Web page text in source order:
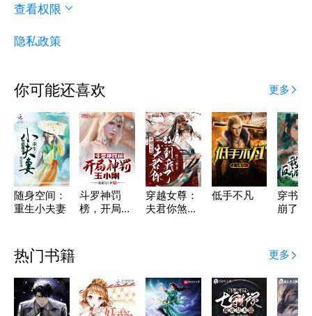
查看权限
隐私政策
你可能还喜欢 更多
随身空间：
重生小夫妻
斗罗神罚
榜，开局神
穿越女尊：
夫君你煞到
低手不凡
穿书后
崩了反
热门书籍 更多